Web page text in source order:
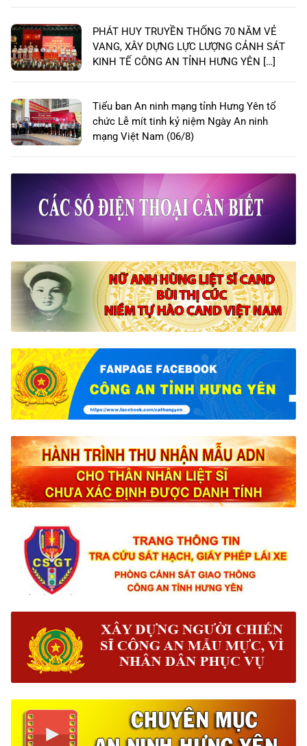
PHÁT HUY TRUYỀN THỐNG 70 NĂM VẺ
VANG, XÂY DỰNG LỰC LƯỢNG CẢNH SÁT
KINH TẾ CÔNG AN TỈNH HƯNG YÊN […]
Tiểu ban An ninh mạng tỉnh Hưng Yên tổ
chức Lễ mít tinh kỷ niệm Ngày An ninh
mạng Việt Nam (06/8)